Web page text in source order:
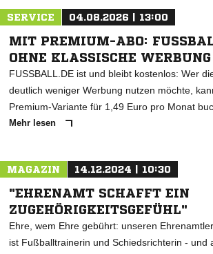
SERVICE 04.08.2026 | 13:00
MIT PREMIUM-ABO:
OHNE KLASSISCHE
FUSSBALL.DE ist und bleibt kostenlos: Wer
deutlich weniger Werbung nutzen möchte,
Premium-Variante für 1,49 Euro pro Monat
Mehr lesen
MAGAZIN 14.12.2024 | 10:30
"EHRENAMT SCHAFFT EIN
ZUGEHÖRIGKEITSGEFÜHL"
Ehre, wem Ehre gebührt: unseren
ist Fußballtrainerin und Schiedsrichterin - und